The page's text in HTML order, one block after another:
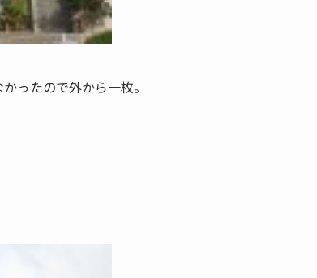
ったので外から一枚。